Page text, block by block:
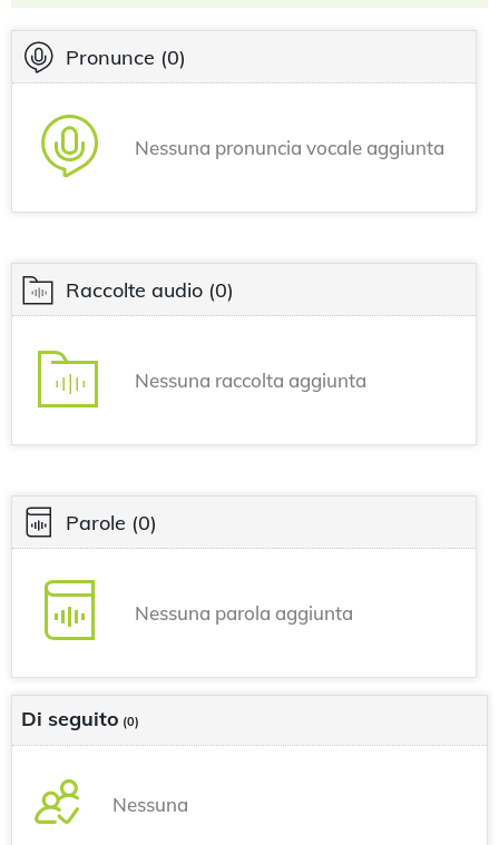
Pronunce (0)
Nessuna pronuncia vocale aggiunta
Raccolte audio (0)
Nessuna raccolta aggiunta
Parole (0)
Nessuna parola aggiunta
Di seguito (0)
Nessuna